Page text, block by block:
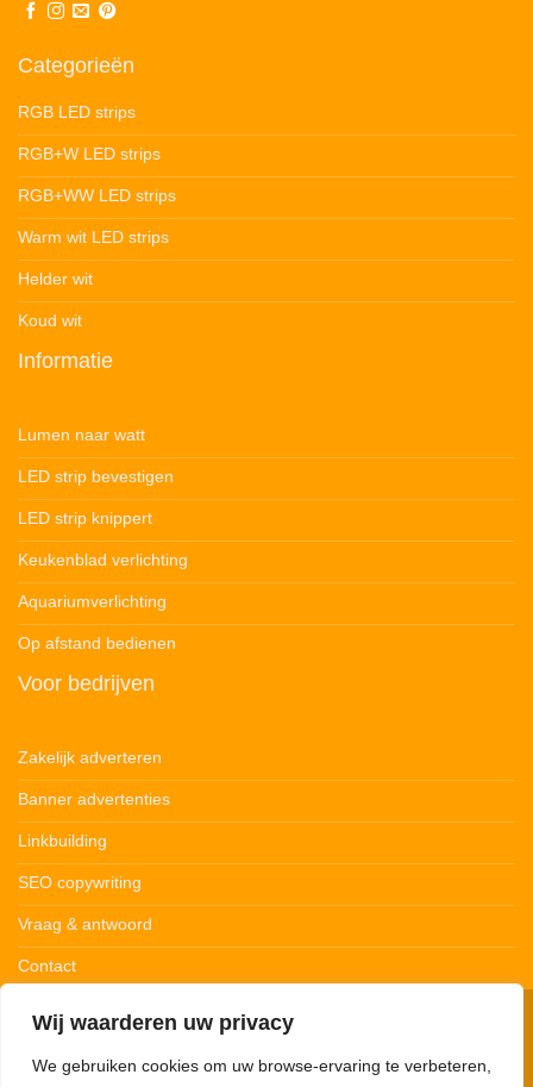
Wij waarderen uw privacy
We gebruiken cookies om uw browse-ervaring te verbeteren,
Categorieën
RGB LED strips
RGB+W LED strips
RGB+WW LED strips
Warm wit LED strips
Helder wit
Koud wit
Informatie
Lumen naar watt
LED strip bevestigen
LED strip knippert
Keukenblad verlichting
Aquariumverlichting
Op afstand bedienen
Voor bedrijven
Zakelijk adverteren
Banner advertenties
Linkbuilding
SEO copywriting
Vraag & antwoord
Contact
Privacybeleid Cookiebeleid Disclaimer